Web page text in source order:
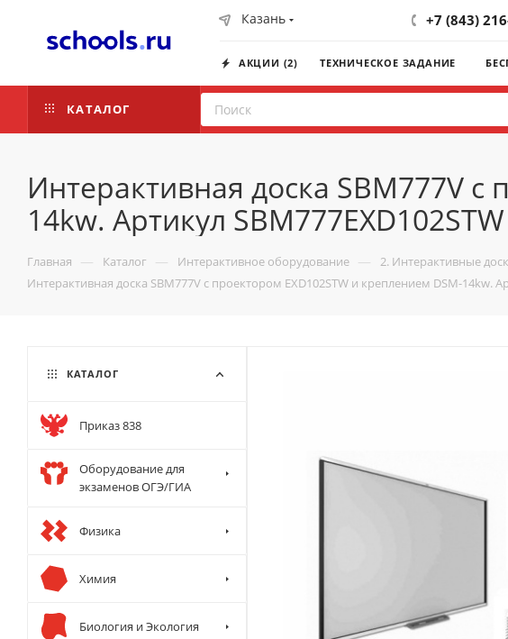
Казань +7 (843)
АКЦИИ (2) ТЕХНИЧЕСКОЕ ЗАДАНИЕ
КАТАЛОГ
Интерактивная доска SBM777V
14kw. Артикул SBM777EXD102STW
Главная — Каталог — Интерактивное оборудование — 2. Интерактивные
Интерактивная доска SBM777V с проектором EXD102STW и креплением DSM-14kw.
КАТАЛОГ
Приказ 838
Оборудование для
экзаменов ОГЭ/ГИА
Физика
Химия
Биология и Экология